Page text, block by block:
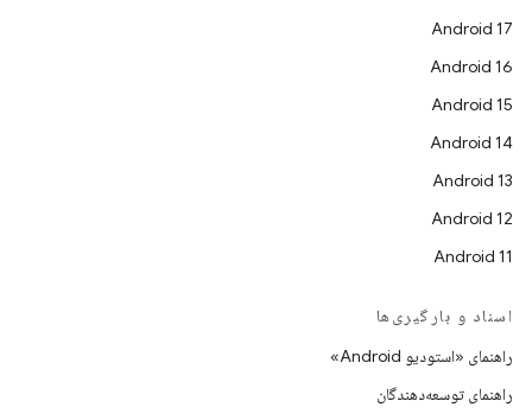
Android 17
Android 16
Android 15
Android 14
Android 13
Android 12
Android 11
اسناد و بارگیری‌ها
راهنمای «استودیو Android»
راهنمای توسعه‌دهندگان